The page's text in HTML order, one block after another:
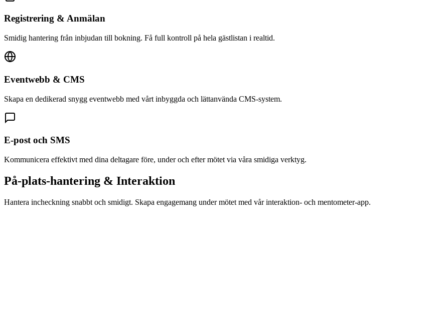
Registrering & Anmälan
Smidig hantering från inbjudan till bokning. Få full kontroll på hela gästlistan i realtid.
Eventwebb & CMS
Skapa en dedikerad snygg eventwebb med vårt inbyggda och lättanvända CMS-system.
E-post och SMS
Kommunicera effektivt med dina deltagare före, under och efter mötet via våra smidiga verktyg.
På-plats-hantering & Interaktion
Hantera incheckning snabbt och smidigt. Skapa engagemang under mötet med vår interaktion- och mentometer-app.